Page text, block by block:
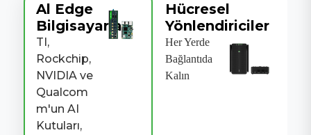
Al Edge
Bilgisayarları
TI,
Rockchip,
NVIDIA ve
Qualcom
m'un AI
Kutuları,
Hücresel
Yönlendiriciler
Her Yerde
Bağlantıda
Kalın